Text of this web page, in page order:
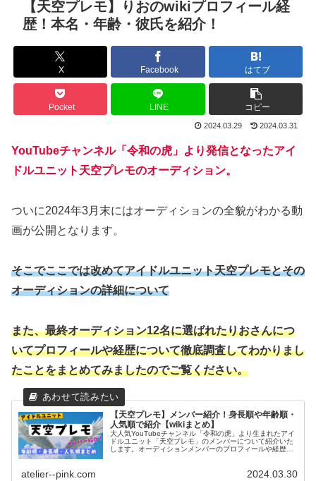
【天空プレモ】りおのwikiプロフィール経
歴！本名・年齢・彼氏を紹介！
X Facebook はてブ
Pocket LINE コピー
2024.03.29 2024.03.31
YouTubeチャンネル「令和の虎」より発信となったアイ
ドルユニット天空プレモのオーディション。
ついに2024年3月末にはオーディションの全貌がわかる動
画が公開となります。
そこでここでは改めてアイドルユニット天空プレモとその
オーディションの詳細について
また、最終オーディション12名に選ばれたりおさんにつ
いてプロフィールや経歴について徹底調査してわかりまし
たことをまとめてみましたのでご覧ください。
【天空プレモ】メンバー紹介！身長順や年齢順・
人気順で紹介【wikiまとめ】
大人気YouTubeチャンネル「令和の虎」より生まれたアイ
ドルユニット「天空プレモ」のメンバーについて紹介いた
します。オーディションメンバーのプロフィールや経歴を
atelier--pink.com 2024.03.30